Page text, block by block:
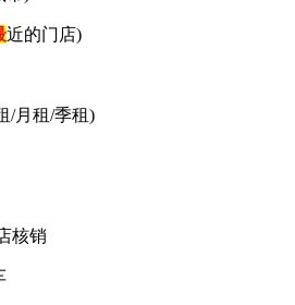
近的门店)
/月租/季租)
核销